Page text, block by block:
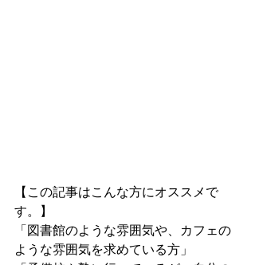
【この記事はこんな方にオススメで
す。】
「図書館のような雰囲気や、カフェの
ような雰囲気を求めている方」